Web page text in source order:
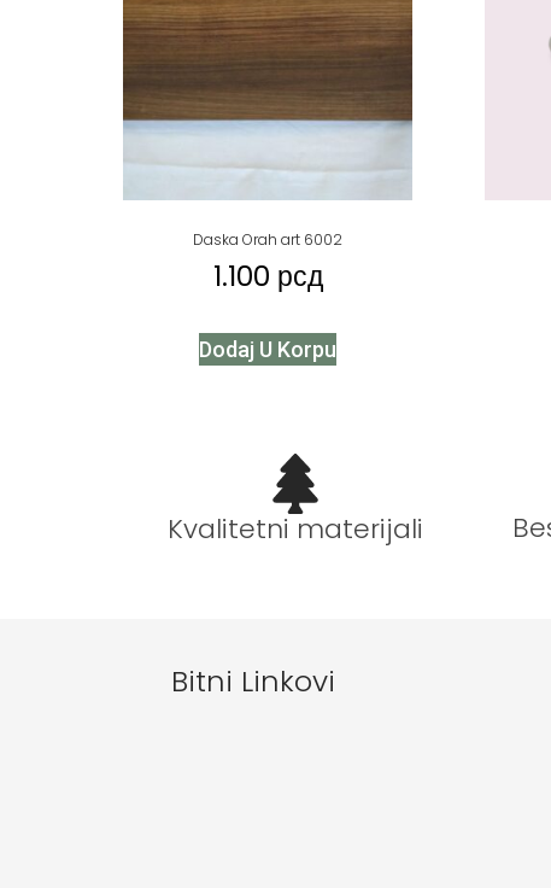
Daska Orah art 6002
1.100 рсд
Dodaj U Korpu
Kvalitetni materijali
Bitni Linkovi